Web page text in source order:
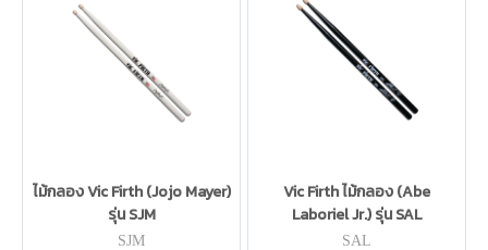
ไม้กลอง Vic Firth (Jojo Mayer)
รุ่น SJM
SJM
Vic Firth ไม้กลอง (Abe
Laboriel Jr.) รุ่น SAL
SAL